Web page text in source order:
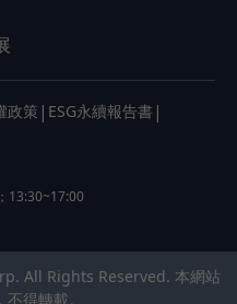
政策 | ESG永續報告書 |
13:30~17:00
All Rights Reserved. 本網站
得轉載。